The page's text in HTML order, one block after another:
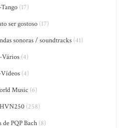
-Tango(17)
ser gostoso (17)
sonoras / soundtracks(41)
-Vários(4)
(4)
Music (6)
(258)
de PQP Bach(8)